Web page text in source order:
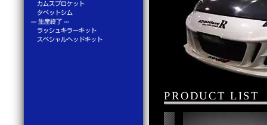
PRODUCT LIST
カムスプロケット
タペットシム
--- 生産終了 ---
ラッシュキラーキット
スペシャルヘッドキット